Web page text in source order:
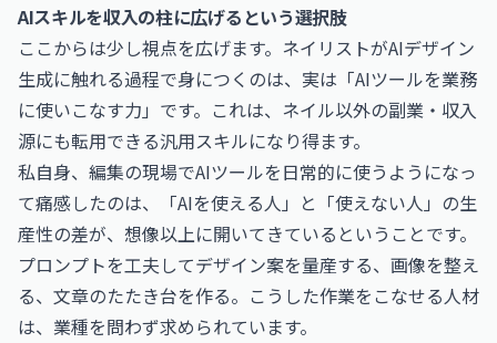
AIスキルを収入の柱に広げるという選択肢
ここからは少し視点を広げます。ネイリストがAIデザイン
生成に触れる過程で身につくのは、実は「AIツールを業務
に使いこなす力」です。これは、ネイル以外の副業・収入
源にも転用できる汎用スキルになり得ます。
私自身、編集の現場でAIツールを日常的に使うようになっ
て痛感したのは、「AIを使える人」と「使えない人」の生
産性の差が、想像以上に開いてきているということです。
プロンプトを工夫してデザイン案を量産する、画像を整え
る、文章のたたき台を作る。こうした作業をこなせる人材
は、業種を問わず求められています。